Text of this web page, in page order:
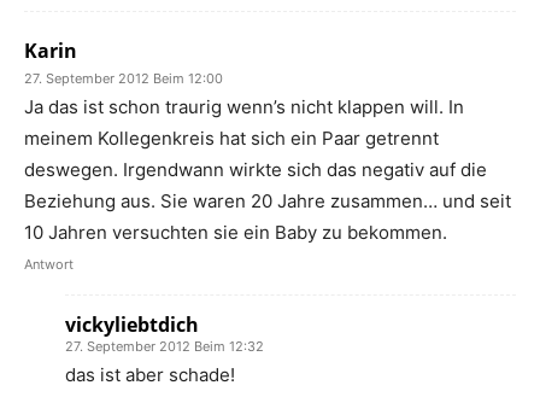
Karin
27. September 2012 Beim 12:00
Ja das ist schon traurig wenn’s nicht klappen will. In
meinem Kollegenkreis hat sich ein Paar getrennt
deswegen. Irgendwann wirkte sich das negativ auf die
Beziehung aus. Sie waren 20 Jahre zusammen… und seit
10 Jahren versuchten sie ein Baby zu bekommen.
Antwort
vickyliebtdich
27. September 2012 Beim 12:32
das ist aber schade!